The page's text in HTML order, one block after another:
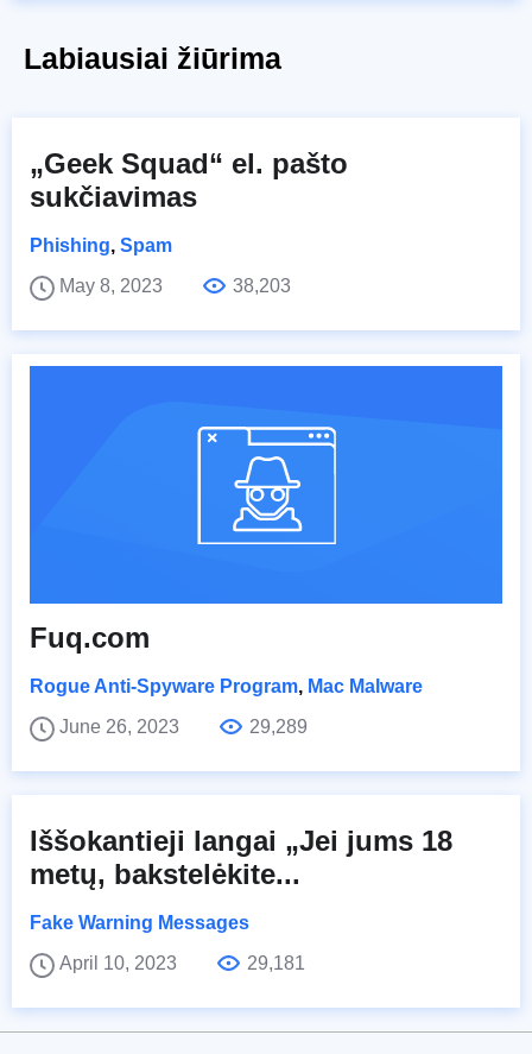
Labiausiai žiūrima
„Geek Squad“ el. pašto
sukčiavimas
Phishing, Spam
May 8, 2023
38,203
Fuq.com
Rogue Anti-Spyware Program, Mac Malware
June 26, 2023
29,289
Iššokantieji langai „Jei jums 18
metų, bakstelėkite...
Fake Warning Messages
April 10, 2023
29,181